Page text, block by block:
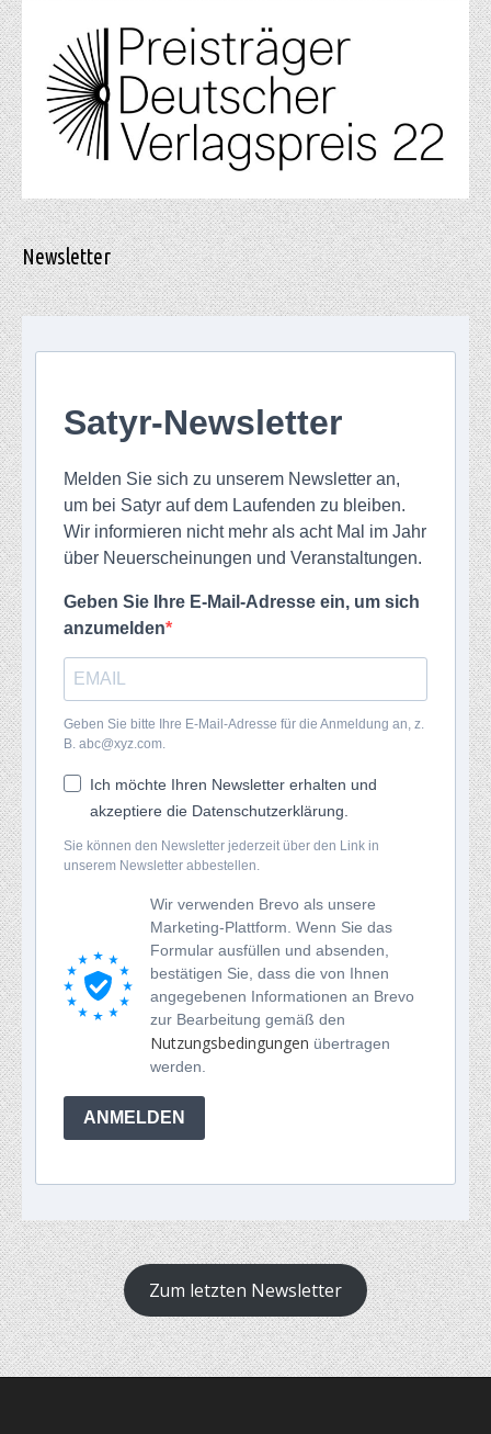
Newsletter
Satyr-Newsletter
Melden Sie sich zu unserem Newsletter an,
um bei Satyr auf dem Laufenden zu bleiben.
Wir informieren nicht mehr als acht Mal im Jahr
über Neuerscheinungen und Veranstaltungen.
Geben Sie Ihre E-Mail-Adresse ein, um sich
anzumelden
Geben Sie bitte Ihre E-Mail-Adresse für die Anmeldung an, z.
B. abc@xyz.com.
Ich möchte Ihren Newsletter erhalten und
akzeptiere die Datenschutzerklärung.
Sie können den Newsletter jederzeit über den Link in
unserem Newsletter abbestellen.
Wir verwenden Brevo als unsere
Marketing-Plattform. Wenn Sie das
Formular ausfüllen und absenden,
bestätigen Sie, dass die von Ihnen
angegebenen Informationen an Brevo
zur Bearbeitung gemäß den
Nutzungsbedingungen übertragen
werden.
ANMELDEN
Zum letzten Newsletter